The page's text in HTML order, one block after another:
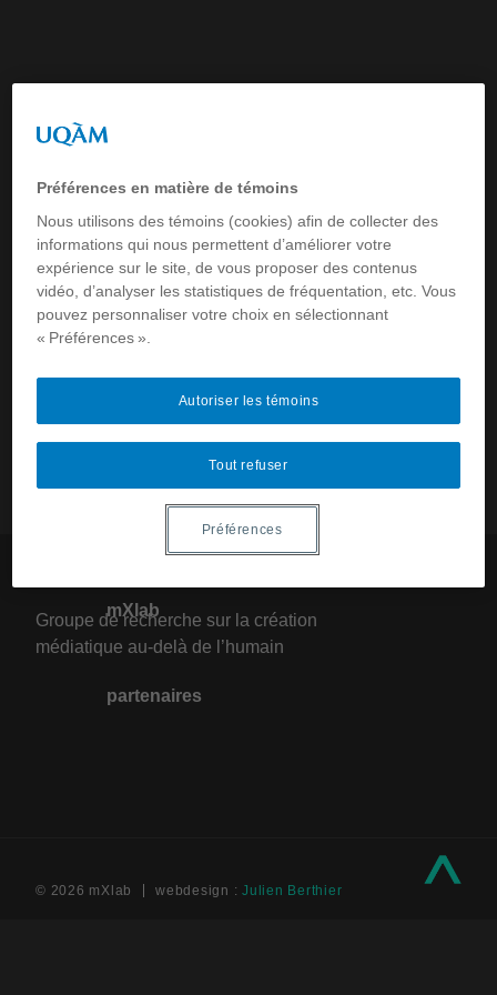
Membre étudiant
David Drouin
Maîtrise en communication, profil recherche-création
en média expérimental.
mXlab
Groupe de recherche sur la création
médiatique au-delà de l’humain
partenaires
© 2026 mXlab webdesign : Julien Berthier
Préférences en matière de témoins
Nous utilisons des témoins (cookies) afin de collecter des
informations qui nous permettent d’améliorer votre
expérience sur le site, de vous proposer des contenus
vidéo, d’analyser les statistiques de fréquentation, etc. Vous
pouvez personnaliser votre choix en sélectionnant
« Préférences ».
Tout refuser
Autoriser les témoins
Préférences